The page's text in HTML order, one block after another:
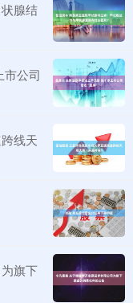
腺结
市公司
线天
旗下